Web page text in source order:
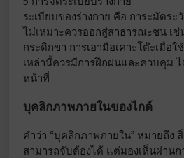
ระเบียบของร่างกาย คือ การะมัดร
ไม่เหมาะควรออกสู่สาธารณะชน เ
กระดิกขา การเอามือเคาะโต๊ะเมื่อ
เหล่านี้ควรมีการฝึกฝนและควบคุม
หน้าที่
บุคลิกภาพภายในของไกด์
คำว่า “บุคลิกภาพภายใน” หมายถึง
สามารถจับต้องได้ แต่มองเห็นผ่าน